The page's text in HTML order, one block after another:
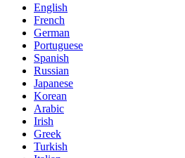
English
French
German
Portuguese
Spanish
Russian
Japanese
Korean
Arabic
Irish
Greek
Turkish